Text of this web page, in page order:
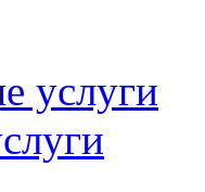
услуги